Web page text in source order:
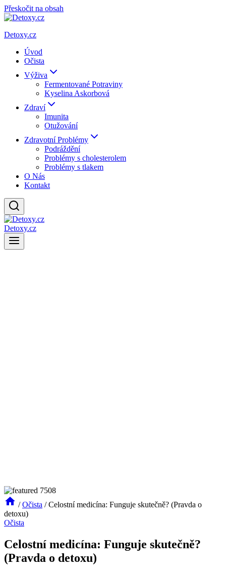
Přeskočit na obsah
Detoxy.cz
Úvod
Očista
Výživa
Fermentované Potraviny
Kyselina Askorbová
Zdraví
Imunita
Otužování
Zdravotní Problémy
Podráždění
Problémy s cholesterolem
Problémy s tlakem
O Nás
Kontakt
Detoxy.cz
/ Očista / Celostní medicína: Funguje skutečně? (Pravda o
detoxu)
Očista
Celostní medicína: Funguje skutečně?
(Pravda o detoxu)